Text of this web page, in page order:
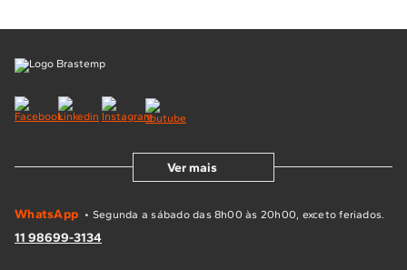
Ver mais
WhatsApp • Segunda a sábado das 8h00 às 20h00, exceto feriados.
11 98699-3134